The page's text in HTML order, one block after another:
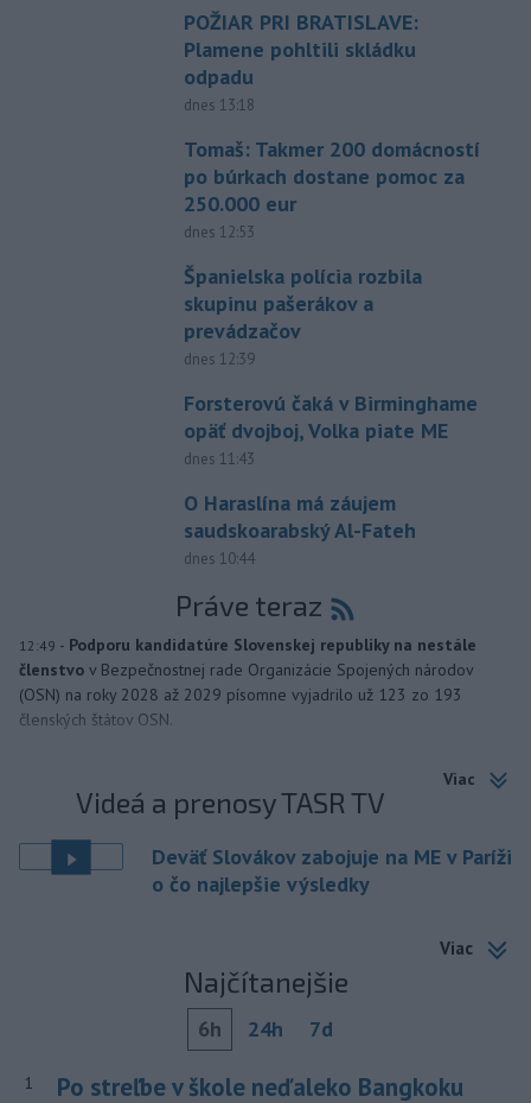
POŽIAR PRI BRATISLAVE:
Plamene pohltili skládku
odpadu
dnes 13:18
Tomaš: Takmer 200 domácností
po búrkach dostane pomoc za
250.000 eur
dnes 12:53
Španielska polícia rozbila
skupinu pašerákov a
prevádzačov
dnes 12:39
Forsterovú čaká v Birminghame
opäť dvojboj, Volka piate ME
dnes 11:43
O Haraslína má záujem
saudskoarabský Al-Fateh
dnes 10:44
Práve teraz
12:49 - Podporu kandidatúre Slovenskej republiky na nestále
členstvo v Bezpečnostnej rade Organizácie Spojených národov
(OSN) na roky 2028 až 2029 písomne vyjadrilo už 123 zo 193
členských štátov OSN.
Viac
Videá a prenosy TASR TV
Deväť Slovákov zabojuje na ME v Paríži
o čo najlepšie výsledky
Viac
Najčítanejšie
6h 24h 7d
1
Po streľbe v škole neďaleko Bangkoku